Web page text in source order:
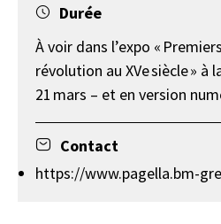
Durée
À voir dans l’expo «
révolution au XVe siècle » à
21 mars – et en version
Contact
https://www.pagella.bm-